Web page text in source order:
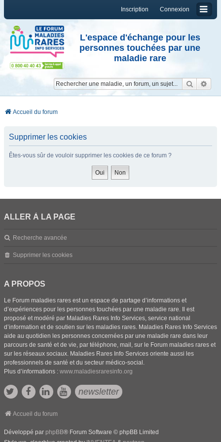
Connexion
Inscription
L'espace d'échange pour les
personnes touchées par une
maladie rare
Accueil du forum
Supprimer les cookies
Êtes-vous sûr de vouloir supprimer les cookies de ce forum ?
ALLER À LA PAGE
Recherche avancée
Supprimer les cookies
A PROPOS
Le Forum maladies rares est un espace de partage d’informations et
d’expériences pour les personnes touchées par une maladie rare. Il est
proposé et modéré par Maladies Rares Info Services, service national
d’information et de soutien sur les maladies rares. Maladies Rares Info Services
aide au quotidien les personnes concernées par une maladie rare dans leur
parcours de santé et de vie, par téléphone, mail, sur le Forum maladies rares et
sur les réseaux sociaux. Maladies Rares Info Services oriente aussi les
professionnels de santé et du secteur médico-social.
Plus d’informations : www.maladiesraresinfo.org
newsletter
Accueil du forum
Développé par phpBB® Forum Software © phpBB Limited